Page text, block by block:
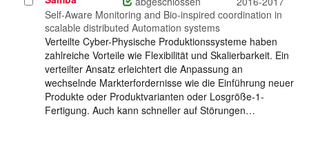
auswählen
Self-Aware Monitoring and Bio-inspired coordination in
scalable distributed Automation systems
Verteilte Cyber-Physische Produktionssysteme haben
zahlreiche Vorteile wie Flexibilität und Skalierbarkeit. Ein
verteilter Ansatz erleichtert die Anpassung an
wechselnde Markterfordernisse wie die Einführung neuer
Produkte oder Produktvarianten oder Losgröße-1-
Fertigung. Auch kann schneller auf Störungen…